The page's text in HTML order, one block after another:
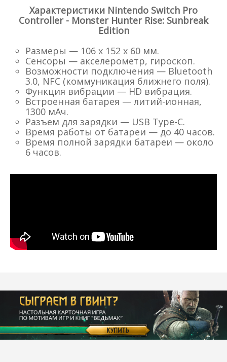
Характеристики Nintendo Switch Pro
Controller - Monster Hunter Rise: Sunbreak
Edition
Размеры — 106 x 152 x 60 мм.
Сенсоры — акселерометр, гироскоп.
Возможности подключения — Bluetooth
3.0, NFC (коммуникация ближнего поля).
Функция вибрации — HD вибрация.
Встроенная батарея — литий-ионная,
1300 мАч.
Разъем для зарядки — USB Type-C.
Время работы от батареи — до 40 часов.
Время полной зарядки батареи — около
6 часов.